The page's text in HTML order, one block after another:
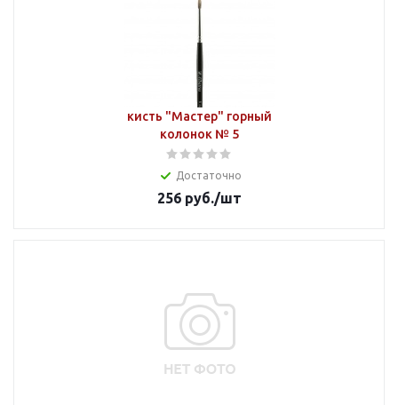
кисть "Мастер" горный
колонок № 5
Достаточно
256 руб./шт